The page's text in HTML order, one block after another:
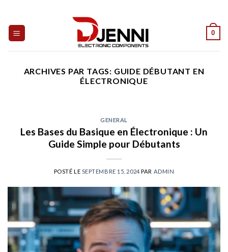
content
0
ARCHIVES PAR TAGS: GUIDE DÉBUTANT EN
ÉLECTRONIQUE
GENERAL
Les Bases du Basique en Électronique : Un
Guide Simple pour Débutants
POSTÉ LE SEPTEMBRE 15, 2024 PAR ADMIN